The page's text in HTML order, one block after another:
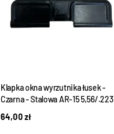
Klapka okna wyrzutnika łusek -
Czarna - Stalowa AR-15 5,56/.223
64,00zł